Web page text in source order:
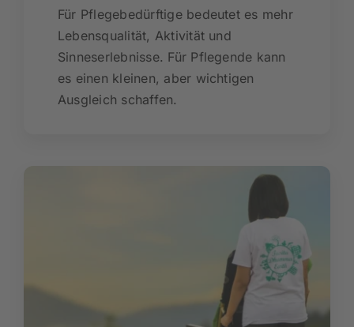
Für Pflegebedürftige bedeutet es mehr
Lebensqualität, Aktivität und
Sinneserlebnisse. Für Pflegende kann
es einen kleinen, aber wichtigen
Ausgleich schaffen.